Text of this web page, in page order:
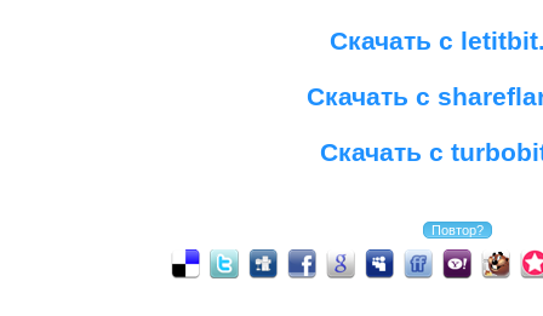
Скачать с
Скачать с
Скачать с